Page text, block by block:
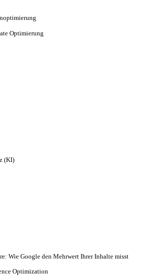
Optimierung
(KI)
Wie Google den Mehrwert Ihrer Inhalte misst
Optimization